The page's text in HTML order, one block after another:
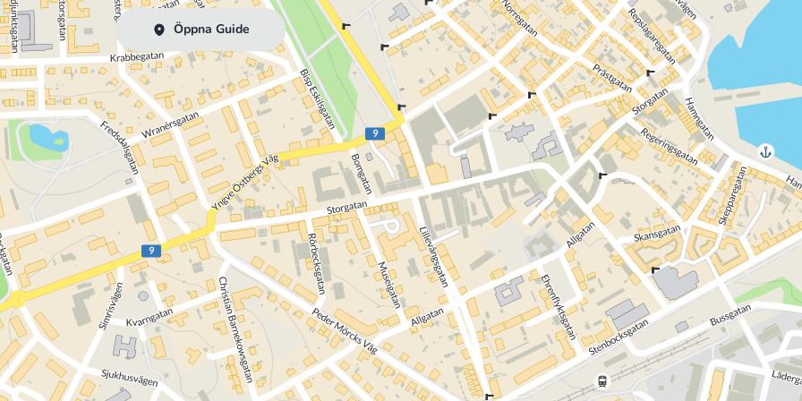
Öppna Guide